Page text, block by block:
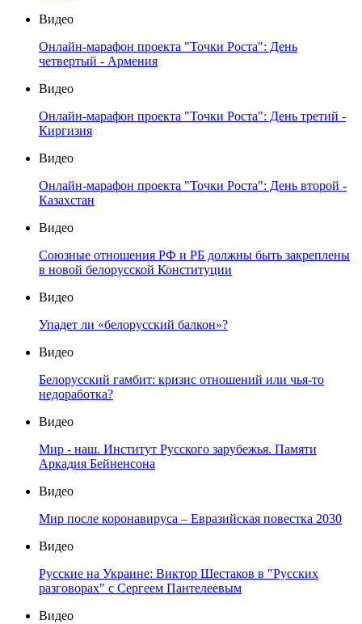
Видео
Онлайн-марафон проекта "Точки Роста": День
четвертый - Армения
Видео
Онлайн-марафон проекта "Точки Роста": День третий -
Киргизия
Видео
Онлайн-марафон проекта "Точки Роста": День второй -
Казахстан
Видео
Союзные отношения РФ и РБ должны быть закреплены
в новой белорусской Конституции
Видео
Упадет ли «белорусский балкон»?
Видео
Белорусский гамбит: кризис отношений или чья-то
недоработка?
Видео
Мир - наш. Институт Русского зарубежья. Памяти
Аркадия Бейненсона
Видео
Мир после коронавируса – Евразийская повестка 2030
Видео
Русские на Украине: Виктор Шестаков в "Русских
разговорах" с Сергеем Пантелеевым
Видео